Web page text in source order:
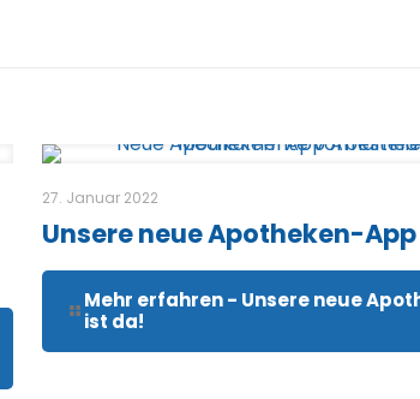
27. Januar 2022
Unsere neue Apotheken-
Mehr erfahren- Unsere neue
ist da!